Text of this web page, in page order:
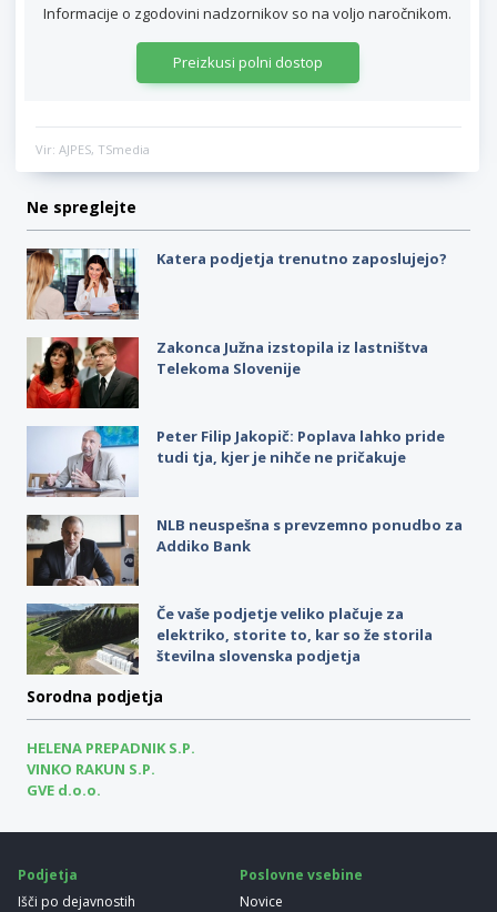
Informacije o zgodovini nadzornikov so na voljo naročnikom.
Preizkusi polni dostop
Vir: AJPES, TSmedia
Ne spreglejte
Katera podjetja trenutno zaposlujejo?
Zakonca Južna izstopila iz lastništva
Telekoma Slovenije
Peter Filip Jakopič: Poplava lahko pride
tudi tja, kjer je nihče ne pričakuje
NLB neuspešna s prevzemno ponudbo za
Addiko Bank
Če vaše podjetje veliko plačuje za
elektriko, storite to, kar so že storila
številna slovenska podjetja
Sorodna podjetja
HELENA PREPADNIK S.P.
VINKO RAKUN S.P.
GVE d.o.o.
Podjetja
Išči po dejavnostih
Poslovne vsebine
Novice